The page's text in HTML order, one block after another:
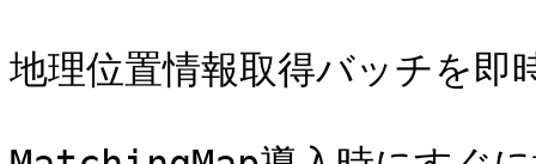
地理位置情報取得バッチを即